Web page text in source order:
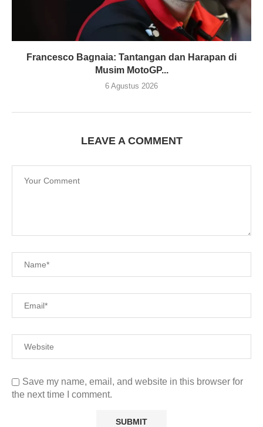
Francesco Bagnaia: Tantangan dan Harapan di
Musim MotoGP...
6 Agustus 2026
LEAVE A COMMENT
Save my name, email, and website in this browser for
the next time I comment.